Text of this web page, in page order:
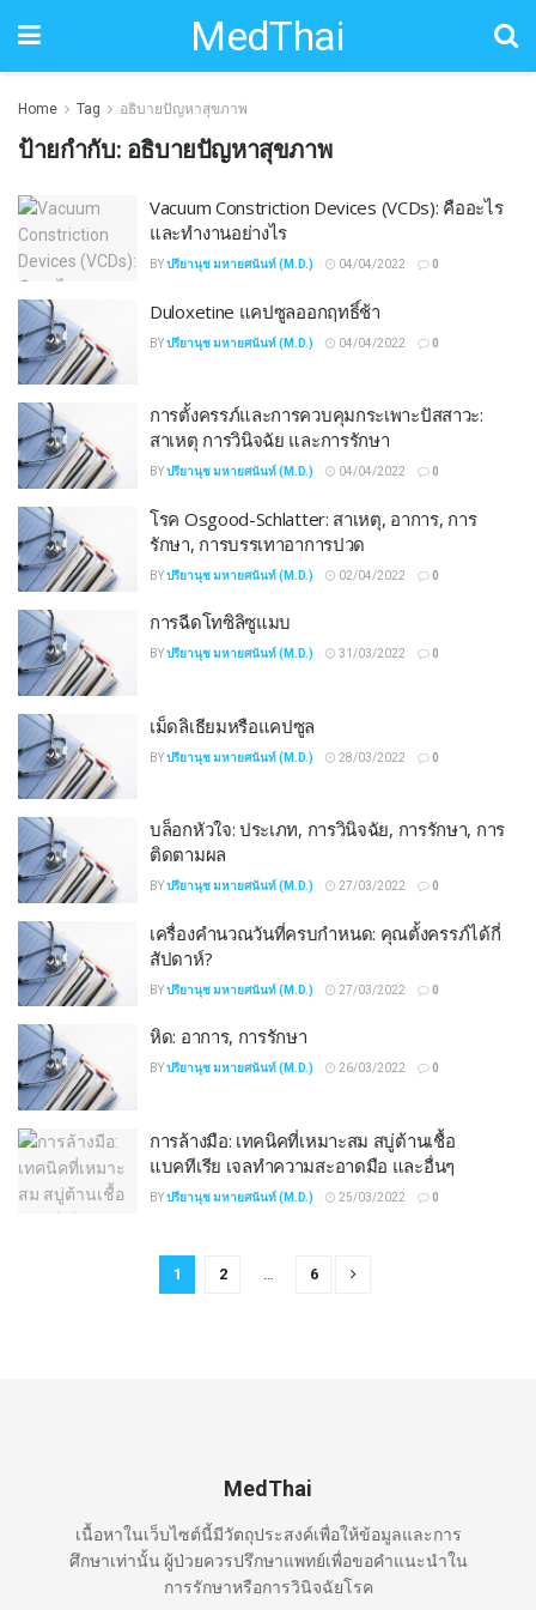
MedThai
Home Tag อธิบายปัญหาสุขภาพ
ป้ายกำกับ: อธิบายปัญหาสุขภาพ
Vacuum Constriction Devices (VCDs): คืออะไร
และทำงานอย่างไร
BYปรียานุช มหายศนันท์ (M.D.) 04/04/2022 0
Duloxetine แคปซูลออกฤทธิ์ช้า
BYปรียานุช มหายศนันท์ (M.D.) 04/04/2022 0
การตั้งครรภ์และการควบคุมกระเพาะปัสสาวะ:
สาเหตุ การวินิจฉัย และการรักษา
BYปรียานุช มหายศนันท์ (M.D.) 04/04/2022 0
โรค Osgood-Schlatter: สาเหตุ, อาการ, การ
รักษา, การบรรเทาอาการปวด
BYปรียานุช มหายศนันท์ (M.D.) 02/04/2022 0
การฉีดโทซิลิซูแมบ
BYปรียานุช มหายศนันท์ (M.D.) 31/03/2022 0
เม็ดลิเธียมหรือแคปซูล
BYปรียานุช มหายศนันท์ (M.D.) 28/03/2022 0
บล็อกหัวใจ: ประเภท, การวินิจฉัย, การรักษา, การ
ติดตามผล
BYปรียานุช มหายศนันท์ (M.D.) 27/03/2022 0
เครื่องคำนวณวันที่ครบกำหนด: คุณตั้งครรภ์ได้กี่
สัปดาห์?
BYปรียานุช มหายศนันท์ (M.D.) 27/03/2022 0
หิด: อาการ, การรักษา
BYปรียานุช มหายศนันท์ (M.D.) 26/03/2022 0
การล้างมือ: เทคนิคที่เหมาะสม สบู่ต้านเชื้อ
แบคทีเรีย เจลทำความสะอาดมือ และอื่นๆ
BYปรียานุช มหายศนันท์ (M.D.) 25/03/2022 0
1 2 … 6
MedThai
เนื้อหาในเว็บไซต์นี้มีวัตถุประสงค์เพื่อให้ข้อมูลและการ
ศึกษาเท่านั้น ผู้ป่วยควรปรึกษาแพทย์เพื่อขอคำแนะนำใน
การรักษาหรือการวินิจฉัยโรค